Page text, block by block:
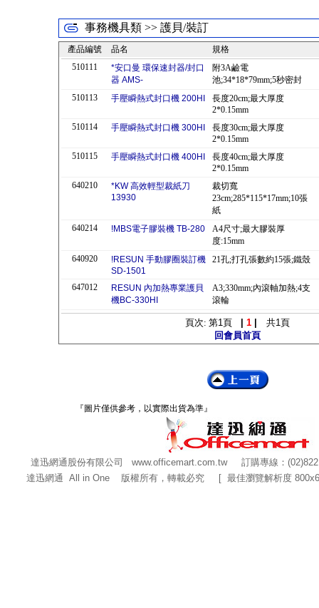
事務機具類 >> 護貝/裝訂
產品編號 品名
規格
510111
*安口曼 環保速封器/封口
器 AMS-
附3A鹼電
池;34*18*79mm;5秒密封
510113
手壓瞬熱式封口機 200HI
長度20cm;最大厚度
2*0.15mm
510114
手壓瞬熱式封口機 300HI
長度30cm;最大厚度
2*0.15mm
510115
手壓瞬熱式封口機 400HI
長度40cm;最大厚度
2*0.15mm
640210
*KW 高效輕型裁紙刀
13930
裁切寬
23cm;285*115*17mm;10張
紙
640214
!MBS電子膠裝機 TB-280
A4尺寸;最大膠裝厚
度:15mm
640920
!RESUN 手動膠圈裝訂機
SD-1501
21孔;打孔張數約15張;鐵殼
647012
RESUN 內加熱專業護貝
機BC-330HI
A3;330mm;內滾軸加熱;4支
滾輪
頁次: 第1頁 1| 共1頁
回會員首頁
『圖片僅供參考，以實際出貨為準』
達迅網通股份有限公司 www.officemart.com.tw訂購專線：
達迅網通 All in One 版權所有，轉載必究 [ 最佳瀏覽解析度